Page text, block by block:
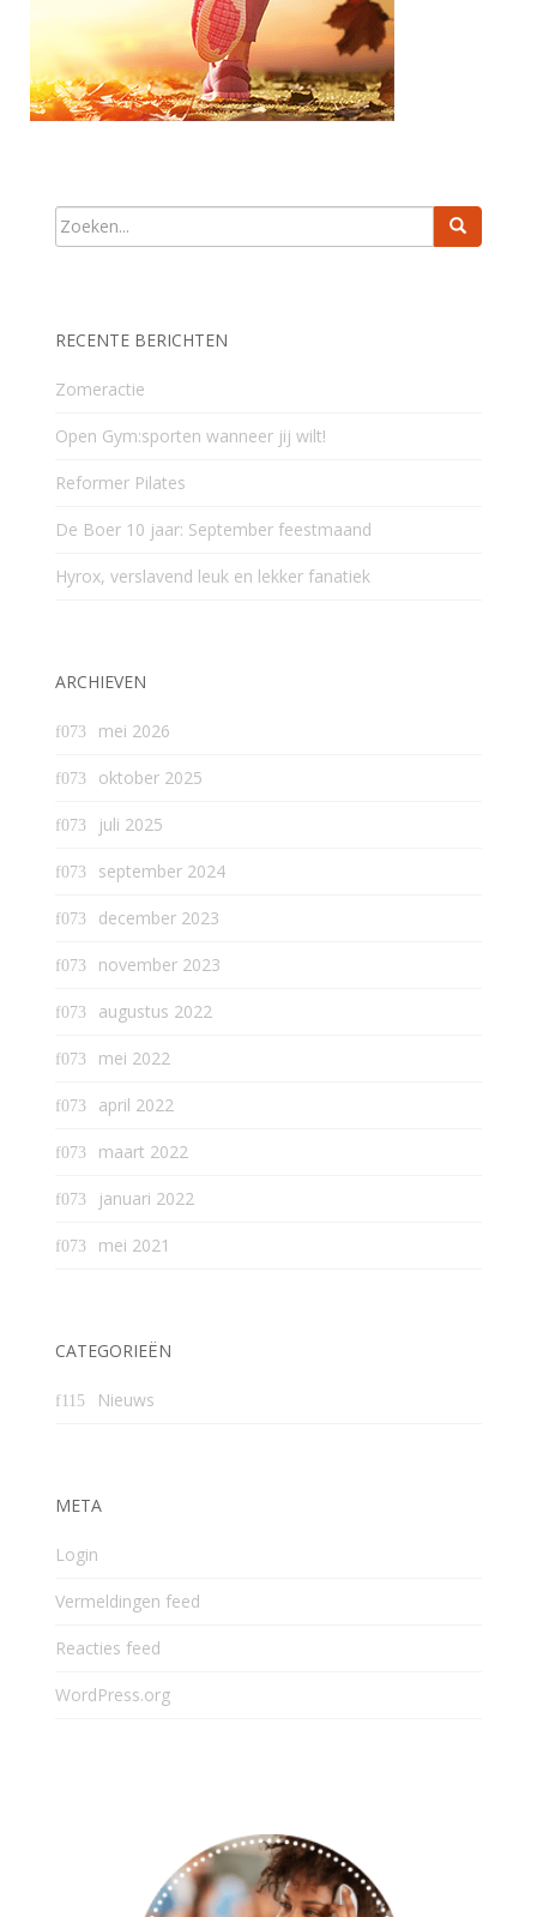
RECENTE BERICHTEN
Zomeractie
Open Gym:sporten wanneer jij wilt!
Reformer Pilates
De Boer 10 jaar: September feestmaand
Hyrox, verslavend leuk en lekker fanatiek
ARCHIEVEN
mei 2026
oktober 2025
juli 2025
september 2024
december 2023
november 2023
augustus 2022
mei 2022
april 2022
maart 2022
januari 2022
mei 2021
CATEGORIEËN
Nieuws
META
Login
Vermeldingen feed
Reacties feed
WordPress.org